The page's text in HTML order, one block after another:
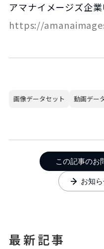
アマナイメージズ企
https://
画像データセット 動画デー
お知
この記事のお
最新記事